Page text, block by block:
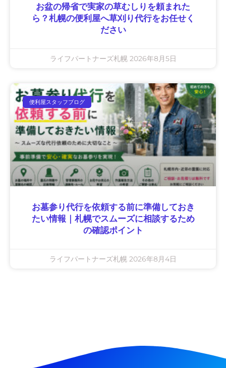
お盆の帰省で実家の草むしりを頼まれた
ら？札幌の便利屋へ草刈り代行をお任せく
ださい
ライフパートナーズ札幌 2026年8月5日
便利屋スタッフブログ
お墓参り代行を依頼する前に準備しておき
たい情報｜札幌でスムーズに相談するため
の確認ポイント
ライフパートナーズ札幌 2026年8月4日